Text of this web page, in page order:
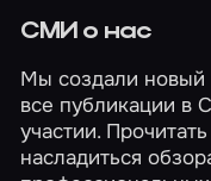
СМИ о нас
Мы создали новый
все публикации в
участии.
насладиться